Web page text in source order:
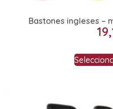
Bastones ingleses –